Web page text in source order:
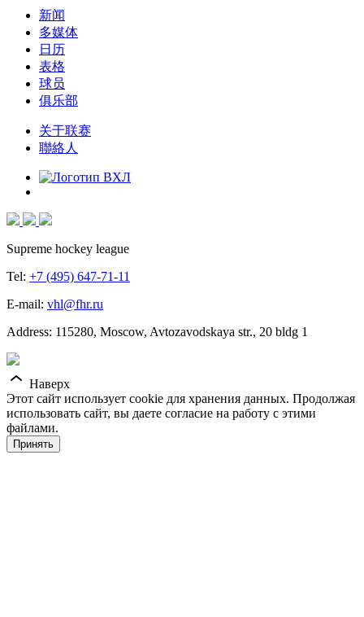
新闻
多媒体
日历
表格
球员
俱乐部
关于联赛
聯絡人
Supreme hockey league
Tel: +7 (495) 647-71-11
E-mail: vhl@fhr.ru
Address: 115280, Moscow, Avtozavodskaya str., 20 bldg 1
Наверх
Этот сайт использует cookie для хранения данных. Продолжая
использовать сайт, вы даете согласие на работу с этими
файлами.
Принять